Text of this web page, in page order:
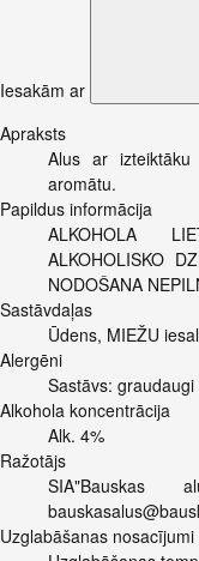
Iesakām ar
Apraksts
Alus ar
aromātu.
Papildus informācija
ALKOHOLA
ALKOHOLISKO
NODOŠANA
Sastāvdaļas
Ūdens, MIEŽU
Alergēni
Sastāvs:
Alkohola koncentrācija
Alk. 4%
Ražotājs
SIA"Bauskas
Uzglabāšanas nosacījumi